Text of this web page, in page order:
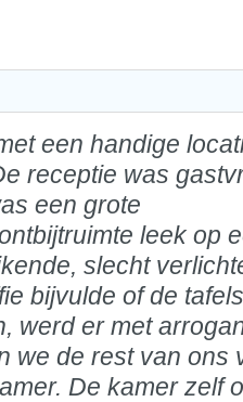
een handige
receptie was
een grote
leek op
slecht
bijvulde of de
werd er met
we de rest van ons
De kamer zelf